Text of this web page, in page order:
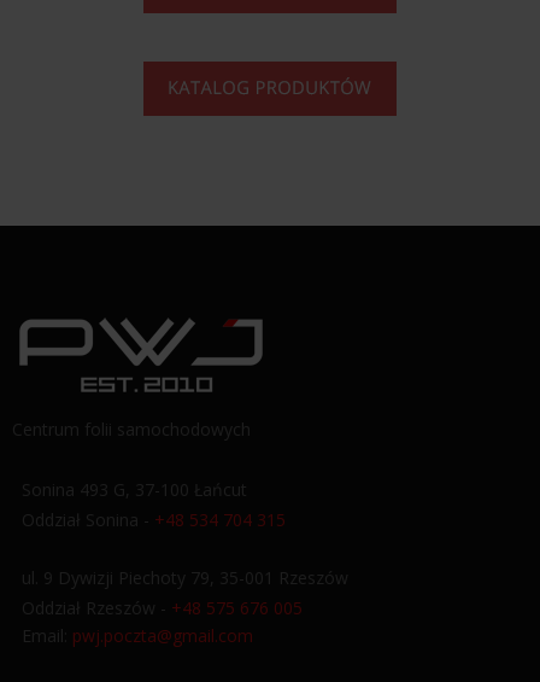
Centrum folii samochodowych
Sonina 493 G, 37-100 Łańcut
Oddział Sonina - +48 534 704 315
ul. 9 Dywizji Piechoty 79, 35-001 Rzeszów
Oddział Rzeszów - +48 575 676 005
Email: pwj.poczta@gmail.com